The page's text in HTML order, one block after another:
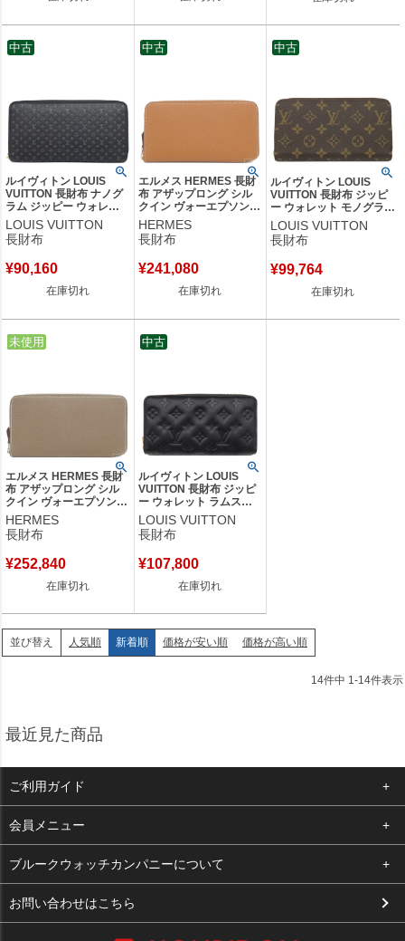
ルイヴィトン LOUIS
VUITTON 長財布 ナノグ
ラム ジッピー ウォレッ
ト カーフ ノワール ゴー
ルド金具 ロングウォレッ
ト ラウンドファスナー
【箱】 【中古】
LOUIS VUITTON
長財布
¥90,160
在庫切れ
中古
エルメス HERMES 長財
布 アザップロング シル
クイン ヴォーエプソン
ゴールド シルバー金具
新品 未使用 茶 ラウンド
ファスナー K刻印(2025
HERMES
長財布
¥241,080
在庫切れ
中古
ルイヴィトン LOUIS
VUITTON 長財布 ジッピ
ー ウォレット モノグラム
キャンバス モノグラム×
コクリコ ゴールド金具 茶
赤 ラウンドファスナー
【中古】
LOUIS VUITTON
長財布
¥99,764
在庫切れ
中古
エルメス HERMES 長財
布 アザップロング シル
クイン ヴォーエプソン
エトゥープ シルバー金具
新品 未使用 グレージュ
K刻印(2025年製) 【箱】
HERMES
長財布
¥252,840
在庫切れ
中古
未使用
ルイヴィトン LOUIS
VUITTON 長財布 ジッピ
ー ウォレット ラムスキ
ン クッサン ノワール ゴ
ールド金具 黒 ラウンド
ファスナー M81510
LOUIS VUITTON
長財布
¥107,800
在庫切れ
中古
並び替え 人気順 新着順 価格が安い順 価格が高い順
14件中 1 -14件表示
最近見た商品
ご利用ガイド
よくある質問
支払い・送料
お客様の声
会員メニュー
ログイン
お気に入り
ブルークウォッチカンパニーについて
会社概要
お問い合わせはこちら